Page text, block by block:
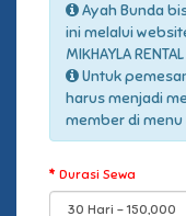
Ayah Bunda
ini melalui
MIKHAYLA
Untuk
harus menjadi
member di
Durasi Sewa